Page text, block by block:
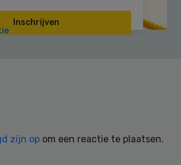
Inschrijven
zijn op om een reactie te plaatsen.